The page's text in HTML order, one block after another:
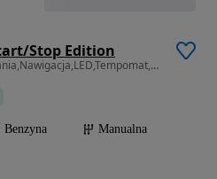
Stop Edition
1199 cm3 • 110 KM • PDC,K.Cofania,Nawigacja,LED,Tempomat,FVAT-Marża
Benzyna
Manualna